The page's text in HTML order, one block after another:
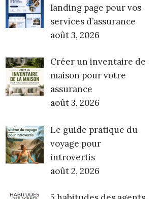
landing page pour vos
services d’assurance
août 3, 2026
Créer un inventaire de
maison pour votre
assurance
août 3, 2026
Le guide pratique du
voyage pour
introvertis
août 2, 2026